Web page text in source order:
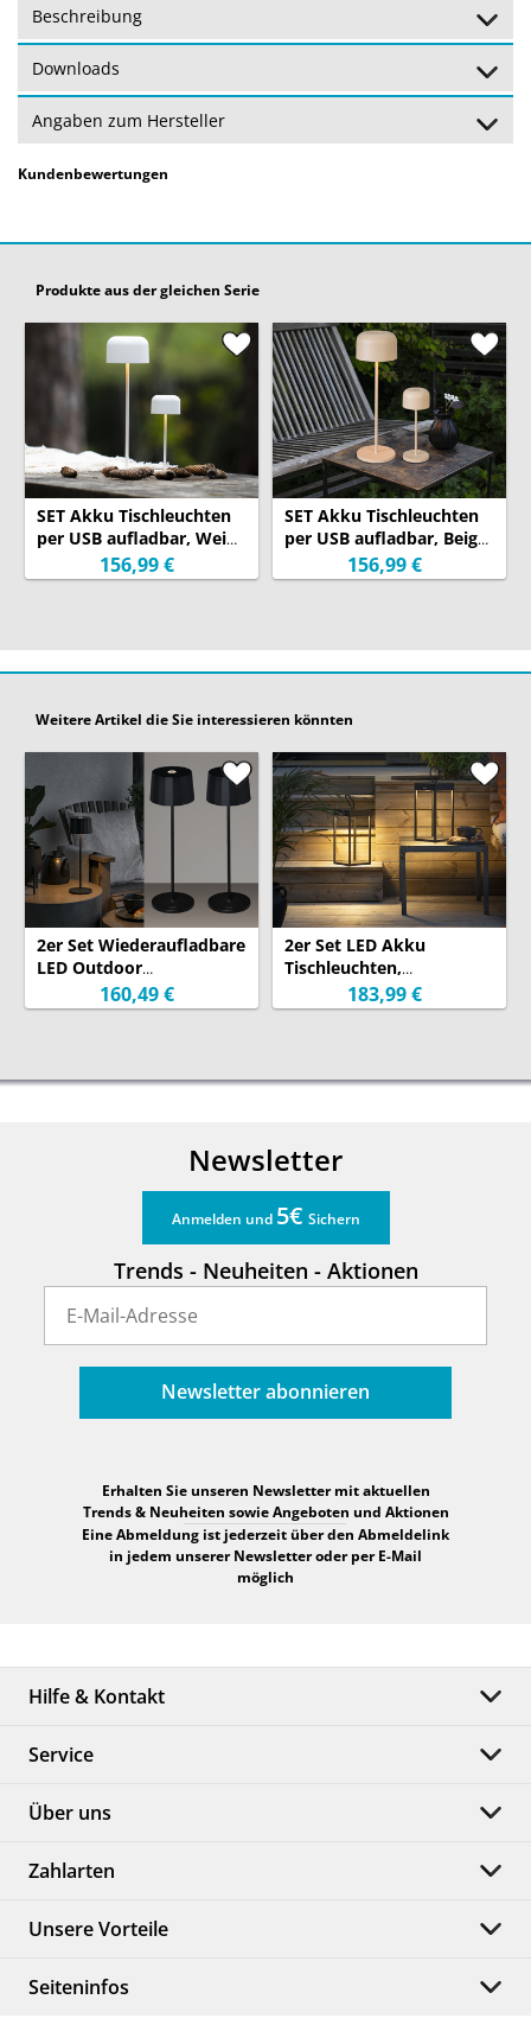
Intervalle:
ca. 9 Stunden (volle Batterie)
An / Aus
Garantie: 24 Monate (Garantiebedingungen)
Beschreibung
Downloads
Angaben zum Hersteller
Kundenbewertungen
Produkte aus der gleichen Serie
SET Akku Tischleuchten
per USB aufladbar, Weiß
Höhe 20cm & 36cm
156,99 €
SET Akku Tischleuchten
per USB aufladbar, Beige
Höhe 20cm & 36cm
156,99 €
Weitere Artikel die Sie interessieren könnten
2er Set Wiederaufladbare
LED Outdoor
Tischleuchten dimmbar
in Schwarz, Höhe 35cm
160,49 €
2er Set LED Akku
Tischleuchten,
Aluminium Schwarz,
Höhe 30cm
183,99 €
Newsletter
Anmelden und 5€ Sichern
Trends - Neuheiten - Aktionen
Newsletter abonnieren
Erhalten Sie unseren Newsletter mit aktuellen
Trends & Neuheiten sowie Angeboten und Aktionen
Eine Abmeldung ist jederzeit über den Abmeldelink
in jedem unserer Newsletter oder per E-Mail
möglich
Hilfe & Kontakt
Service
Über uns
Zahlarten
Unsere Vorteile
Seiteninfos